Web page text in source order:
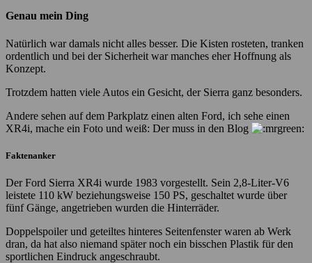
Genau mein Ding
Natürlich war damals nicht alles besser. Die Kisten rosteten, tranken
ordentlich und bei der Sicherheit war manches eher Hoffnung als
Konzept.
Trotzdem hatten viele Autos ein Gesicht, der Sierra ganz besonders.
Andere sehen auf dem Parkplatz einen alten Ford, ich sehe einen
XR4i, mache ein Foto und weiß: Der muss in den Blog
Faktenanker
Der Ford Sierra XR4i wurde 1983 vorgestellt. Sein 2,8-Liter-V6
leistete 110 kW beziehungsweise 150 PS, geschaltet wurde über
fünf Gänge, angetrieben wurden die Hinterräder.
Doppelspoiler und geteiltes hinteres Seitenfenster waren ab Werk
dran, da hat also niemand später noch ein bisschen Plastik für den
sportlichen Eindruck angeschraubt.